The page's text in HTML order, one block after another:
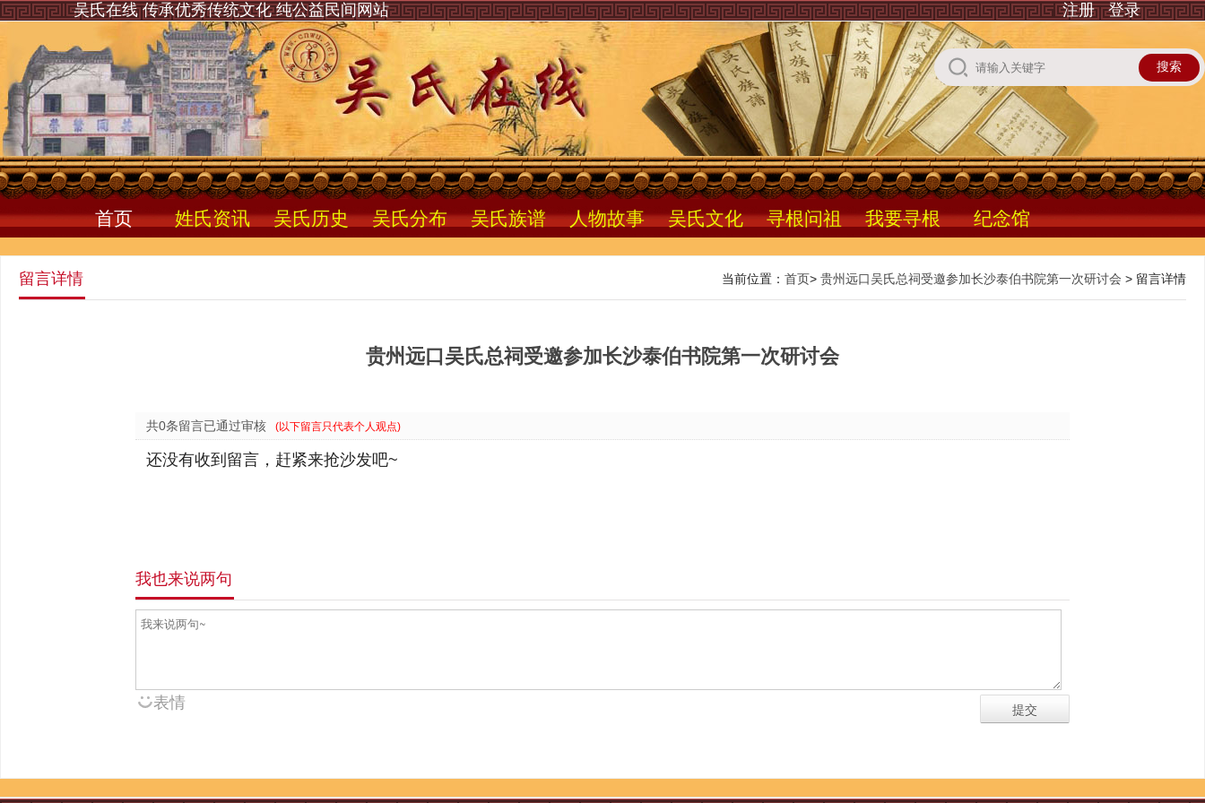
注册 登录
吴氏在线 传承优秀传统文化 纯公益民间网站
首页 姓氏资讯 吴氏历史 吴氏分布 吴氏族谱 人物故事 吴氏文化 寻根问祖 我要寻根 纪念馆
留言详情 当前位置： 首页> 贵州远口吴氏总祠受邀参加长沙泰伯书院第一次研讨会 > 留言详情
贵州远口吴氏总祠受邀参加长沙泰伯书院第一次研讨会
共0条留言已通过审核 (以下留言只代表个人观点)
还没有收到留言，赶紧来抢沙发吧~
我也来说两句
表情